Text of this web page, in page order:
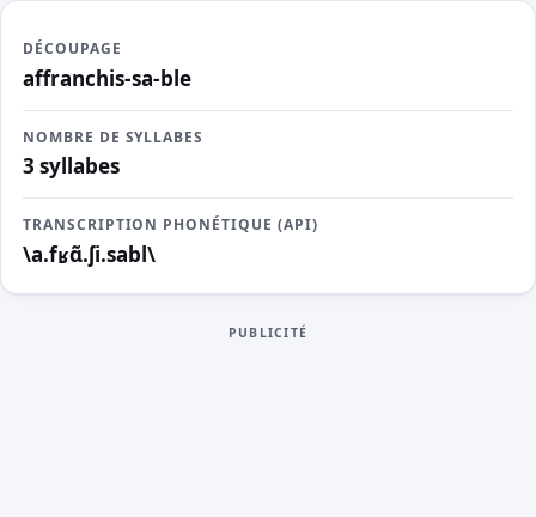
DÉCOUPAGE
affranchis-sa-ble
NOMBRE DE SYLLABES
3 syllabes
TRANSCRIPTION PHONÉTIQUE (API)
\a.fʁɑ̃.ʃi.sabl\
PUBLICITÉ